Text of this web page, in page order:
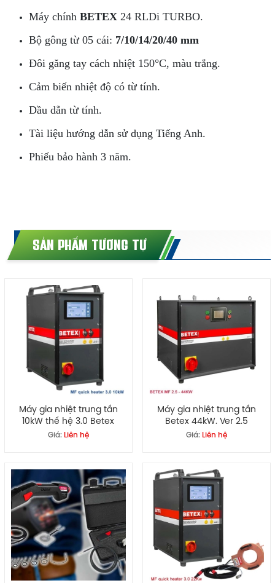
Máy chính BETEX24 RLDi TURBO.
Bộ gông từ 05 cái: 7/10/14/20/40 mm
Đôi găng tay cách nhiệt 150°C, màu trắng.
Cảm biến nhiệt độ có từ tính.
Dầu dẫn từ tính.
Tài liệu hướng dẫn sử dụng Tiếng Anh.
Phiếu bảo hành 3 năm.
SẢN PHẨM TƯƠNG TỰ
Máy gia nhiệt trung tần
10kW thế hệ 3.0 Betex
Giá: Liên hệ
Máy gia nhiệt trung tần
Betex 44kW. Ver 2.5
Giá: Liên hệ